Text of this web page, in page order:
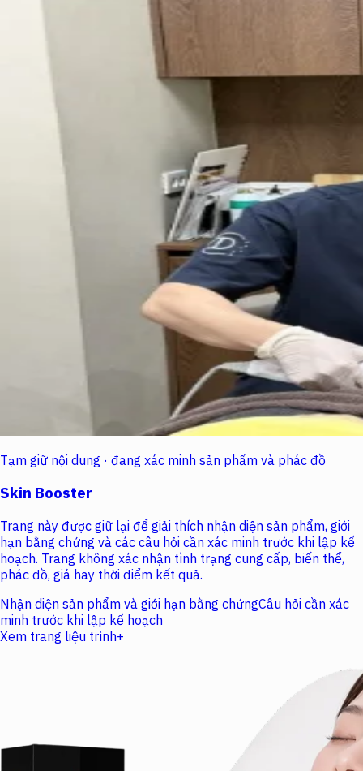
Tạm giữ nội dung · đang xác minh sản phẩm và phác đồ
Skin Booster
Trang này được giữ lại để giải thích nhận diện sản phẩm, giới
hạn bằng chứng và các câu hỏi cần xác minh trước khi lập kế
hoạch. Trang không xác nhận tình trạng cung cấp, biến thể,
phác đồ, giá hay thời điểm kết quả.
Nhận diện sản phẩm và giới hạn bằng chứngCâu hỏi cần xác
minh trước khi lập kế hoạch
Xem trang liệu trình+